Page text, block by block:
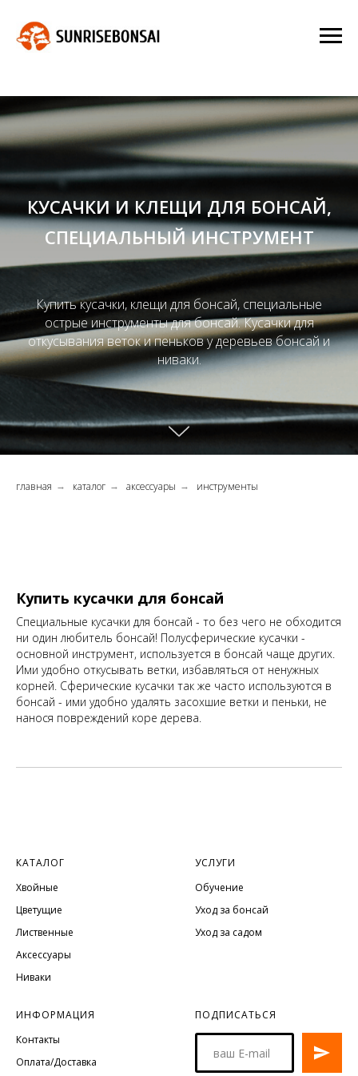
КУСАЧКИ И КЛЕЩИ ДЛЯ БОНСАЙ,
СПЕЦИАЛЬНЫЙ ИНСТРУМЕНТ
Купить кусачки, клещи для бонсай, специальные
острые инструменты для бонсай. Кусачки для
откусывания веток и пеньков у деревьев бонсай и
ниваки.
главная → каталог → аксессуары → инструменты
Купить кусачки для бонсай
Специальные кусачки для бонсай - то без чего не обходится
ни один любитель бонсай! Полусферические кусачки -
основной инструмент, используется в бонсай чаще других.
Ими удобно откусывать ветки, избавляться от ненужных
корней. Сферические кусачки так же часто используются в
бонсай - ими удобно удалять засохшие ветки и пеньки, не
нанося повреждений коре дерева.
КАТАЛОГ
Хвойные
Цветущие
Лиственные
Аксессуары
Ниваки
УСЛУГИ
Обучение
Уход за бонсай
Уход за садом
ИНФОРМАЦИЯ
Контакты
Оплата/Доставка
ПОДПИСАТЬСЯ